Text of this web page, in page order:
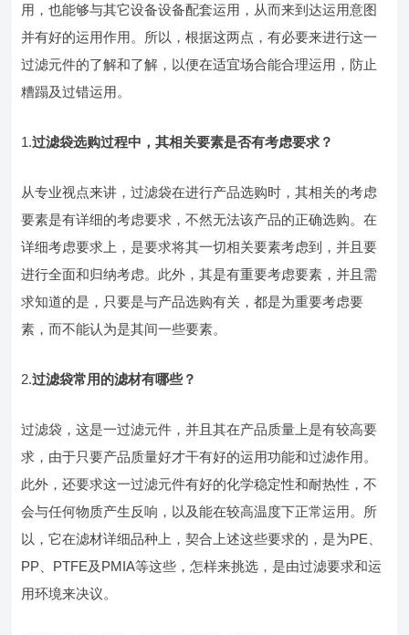
用，也能够与其它设备设备配套运用，从而来到达运用意图
并有好的运用作用。所以，根据这两点，有必要来进行这一
过滤元件的了解和了解，以便在适宜场合能合理运用，防止
糟蹋及过错运用。
1.过滤袋选购过程中，其相关要素是否有考虑要求？
从专业视点来讲，过滤袋在进行产品选购时，其相关的考虑
要素是有详细的考虑要求，不然无法该产品的正确选购。在
详细考虑要求上，是要求将其一切相关要素考虑到，并且要
进行全面和归纳考虑。此外，其是有重要考虑要素，并且需
求知道的是，只要是与产品选购有关，都是为重要考虑要
素，而不能认为是其间一些要素。
2.过滤袋常用的滤材有哪些？
过滤袋，这是一过滤元件，并且其在产品质量上是有较高要
求，由于只要产品质量好才干有好的运用功能和过滤作用。
此外，还要求这一过滤元件有好的化学稳定性和耐热性，不
会与任何物质产生反响，以及能在较高温度下正常运用。所
以，它在滤材详细品种上，契合上述这些要求的，是为PE、
PP、PTFE及PMIA等这些，怎样来挑选，是由过滤要求和运
用环境来决议。